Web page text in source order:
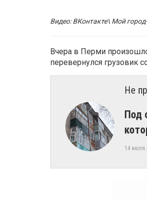
Видео: ВКонтакте\ Мой
Вчера в Перми
перевернулся грузовик
Не
Под
14 июля